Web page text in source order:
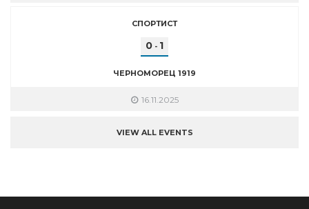
СПОРТИСТ
0 - 1
ЧЕРНОМОРЕЦ 1919
16.11.2025
VIEW ALL EVENTS